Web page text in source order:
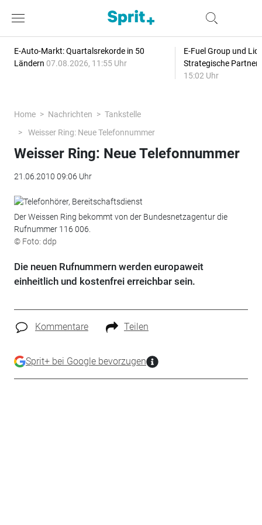
E-Auto-Markt: Quartalsrekorde in 50
Ländern 07.08.2026, 11:55 Uhr
E-Fuel Group und
Strategische
15:02 Uhr
Home Nachrichten
Tankstelle
Weisser Ring: Neue Telefonnummer
Weisser Ring: Neue Telefonnummer
21.06.2010 09:06 Uhr
Der Weissen Ring bekommt von der Bundesnetzagentur die
Rufnummer 116 006.
© Foto: ddp
Die neuen Rufnummern werden europaweit
einheitlich und kostenfrei erreichbar sein.
Kommentare Teilen
Sprit+ bei Google bevorzugen